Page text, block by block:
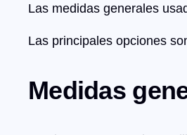
Las medidas generales
Las principales opciones
Medidas